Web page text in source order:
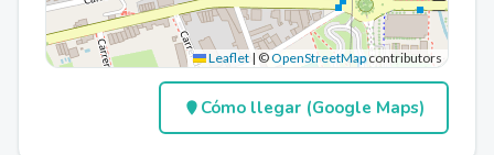
Leaflet | ©OpenStreetMapcontributors
Cómo llegar (Google Maps)